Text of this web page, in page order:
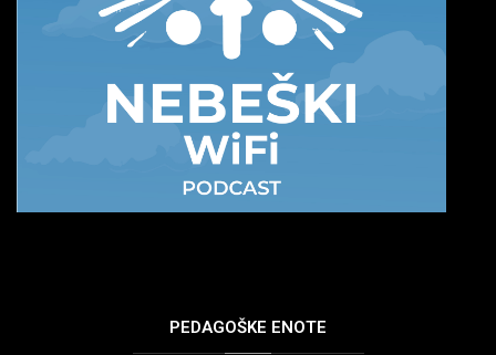
PEDAGOŠKE ENOTE